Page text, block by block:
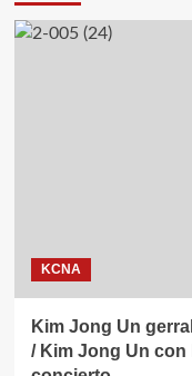
KCNA
Kim Jong Un
/ Kim Jong Un con